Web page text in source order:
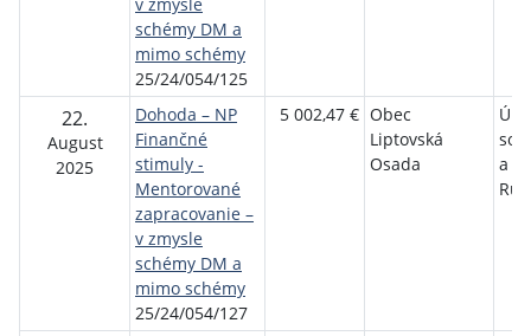
schémy DM a
mimo schémy
25/24/054/125
22.
August
2025
Dohoda – NP
Finančné
stimuly -
Mentorované
zapracovanie –
v zmysle
schémy DM a
mimo schémy
25/24/054/127
5 002,47 € Obec
Liptovská
Osada
a